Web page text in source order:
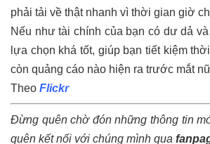
phải tải về thật nhanh vì thời gian giờ
Nếu như tài chính của bạn có dư dả
lựa chọn khá tốt, giúp bạn tiết kiệm
còn quảng cáo nào hiện ra trước mắt
Theo Flickr
Đừng quên chờ đón những thông tin
quên kết nối với chúng mình qua